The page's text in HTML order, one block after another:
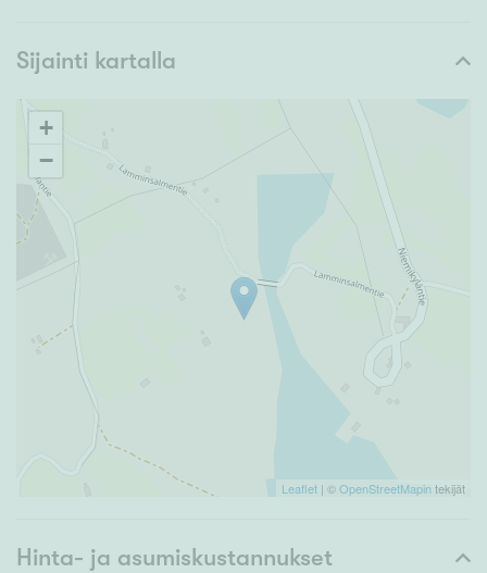
Sijainti kartalla
+
−
Leaflet | ©OpenStreetMapintekijät
Hinta- ja asumiskustannukset